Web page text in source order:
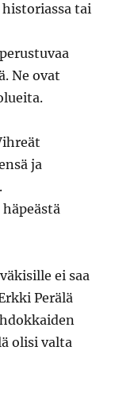
tai
Ne ovat
ja
ei saa
Perälä
olisi valta